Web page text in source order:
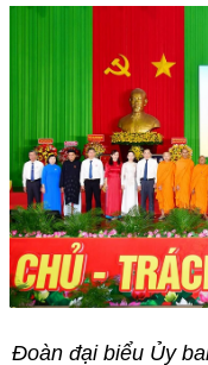
Đoàn đại biểu Ủy